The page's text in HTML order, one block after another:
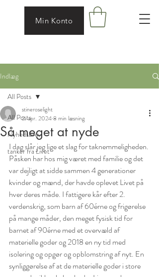
Min Konto
Indlæg
All Posts
Nyhedsbrev
tanker fra Livet
All Posts
Så meget at nyde
stineroselight
2. apr. 20248 min læsning
I dag slår jeg lige et slag for taknemmeligheden.
Påsken har hos mig været med familie og det
var dejligt at sidde sammen 4 generationer
kvinder og mænd, der havde oplevet Livet på
hver deres måde. I fattigere kår efter 2.
verdenskrig, som barn af 60érne og frigørelse
på mange måder, den meget fysisk tid for
barnet af 90érne med et overvæld af
materielle goder og 2018 en ny tid med
isolering og opgør og opblomstring af nyt. En
synliggørelse af at de materielle goder i store